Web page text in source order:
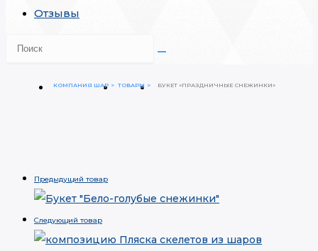
Отзывы
КОМПАНИЯ ШАР ТОВАРЫ БУКЕТ «ПРАЗДНИЧНЫЕ СНЕЖИНКИ»
Предыдущий товар
Следующий товар